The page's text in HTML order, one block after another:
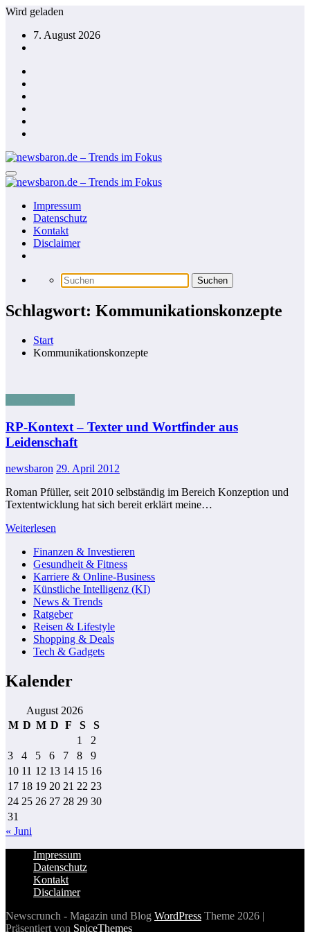
Zum
springen
Wird geladen
7. August 2026
Impressum
Datenschutz
Kontakt
Disclaimer
Schlagwort: Kommunikationskonzepte
Start
Kommunikationskonzepte
RP-Kontext – Texter und Wortfinder aus
Leidenschaft
newsbaron 29. April 2012
Roman Pfüller, seit 2010 selbständig im Bereich Konzeption und
Textentwicklung hat sich bereit erklärt meine…
Weiterlesen
Finanzen & Investieren
Gesundheit & Fitness
Karriere & Online-Business
Künstliche Intelligenz (KI)
News & Trends
Ratgeber
Reisen & Lifestyle
Shopping & Deals
Tech & Gadgets
Kalender
August 2026
M D M D F S
S
1
2
3
4 5 6 7 8
9
10 11 12 13 14 15 16
17 18 19 20 21 22 23
24 25 26 27 28 29 30
31
« Juni
Impressum
Datenschutz
Kontakt
Disclaimer
Newscrunch - Magazin und Blog WordPress Theme 2026 |
Präsentiert von SpiceThemes